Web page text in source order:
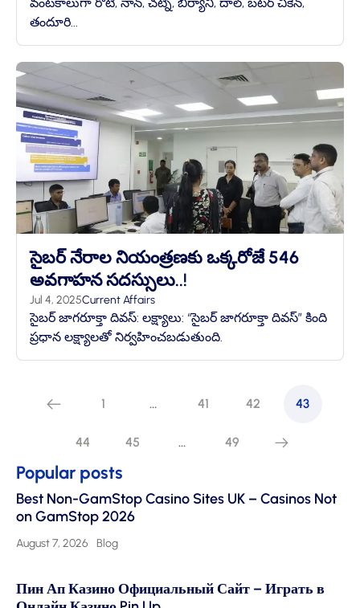
తందూరి...
సైబర్ నేరాల నియంత్రణకు ఒక్కరోజే 546
అవగాహన సదస్సులు..!
Jul 4, 2025Current Affairs
సైబర్ జాగరూక్తా దివస్: లక్ష్యాలు: “సైబర్ జాగరూక్తా దివస్” కింది
ప్రధాన లక్ష్యాలతో నిర్వహించబడుతుంది.
1 … 41 42 43
44 45 … 49
Popular posts
Best Non-GamStop Casino Sites UK – Casinos Not
on GamStop 2026
August 7, 2026 Blog
Пин Ап Казино Официальный Сайт – Играть в